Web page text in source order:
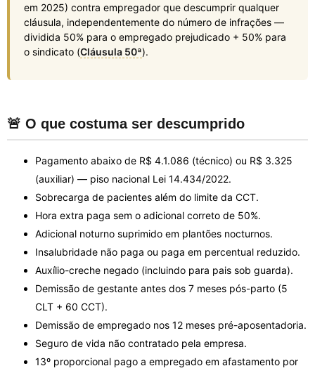
em 2025) contra empregador que descumprir qualquer
cláusula, independentemente do número de infrações —
dividida 50% para o empregado prejudicado + 50% para
o sindicato (Cláusula 50ª).
🚨 O que costuma ser descumprido
Pagamento abaixo de R$ 4.1.086 (técnico) ou R$ 3.325
(auxiliar) — piso nacional Lei 14.434/2022.
Sobrecarga de pacientes além do limite da CCT.
Hora extra paga sem o adicional correto de 50%.
Adicional noturno suprimido em plantões nocturnos.
Insalubridade não paga ou paga em percentual reduzido.
Auxílio-creche negado (incluindo para pais sob guarda).
Demissão de gestante antes dos 7 meses pós-parto (5
CLT + 60 CCT).
Demissão de empregado nos 12 meses pré-aposentadoria.
Seguro de vida não contratado pela empresa.
13º proporcional pago a empregado em afastamento por